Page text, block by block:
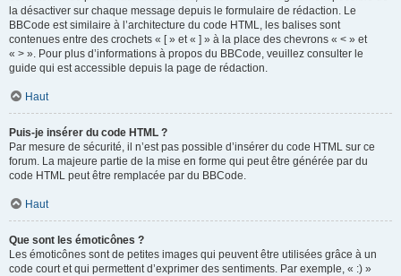
la désactiver sur chaque message depuis le formulaire de rédaction. Le
BBCode est similaire à l’architecture du code HTML, les balises sont
contenues entre des crochets « [ » et « ] » à la place des chevrons « < » et
« > ». Pour plus d’informations à propos du BBCode, veuillez consulter le
guide qui est accessible depuis la page de rédaction.
Haut
Puis-je insérer du code HTML ?
Par mesure de sécurité, il n’est pas possible d’insérer du code HTML sur ce
forum. La majeure partie de la mise en forme qui peut être générée par du
code HTML peut être remplacée par du BBCode.
Haut
Que sont les émoticônes ?
Les émoticônes sont de petites images qui peuvent être utilisées grâce à un
code court et qui permettent d’exprimer des sentiments. Par exemple, « :) »